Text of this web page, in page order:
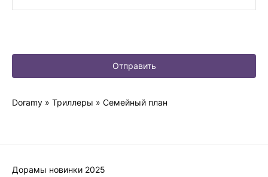
Отправить
Doramy » Триллеры » Семейный план
Дорамы новинки 2025